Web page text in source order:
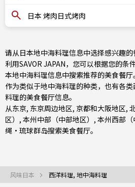
日本 烤肉日式烤肉
请从日本地中海料理信息中选择感兴趣的
利用SAVOR JAPAN，您可以根据您的条
本地中海料理信息中搜索推荐的美食餐厅。
作为类似于地中海料理的种类，也有各类
料理的美食餐厅信息。
从东京, 东京周边地区, 京都和大阪地区,
区） , 本州中部（中部地区） , 本州西部（
绳・琉球群岛搜索美食餐厅。
风味日本 西洋料理, 地中海料理